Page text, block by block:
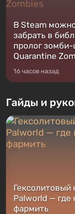
В Steam
забрать в
пролог
Quarantine
16 часов назад
Гайды и
Гексолитовый
Palworld — где
фармить